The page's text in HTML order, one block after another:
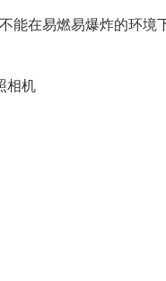
能在易燃易爆炸的环境